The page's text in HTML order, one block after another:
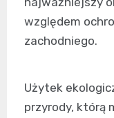
względem
zachodniego.
Użytek
przyrody, którą